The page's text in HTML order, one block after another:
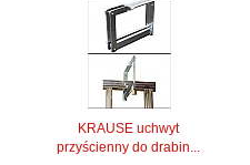
KRAUSE uchwyt
przyścienny do drabin...